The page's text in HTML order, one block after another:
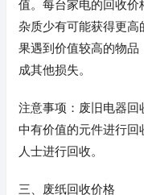
值。每台家电的回收
杂质少有可能获得更
果遇到价值较高的物
成其他损失。
注意事项：废旧电器
中有价值的元件进行
人士进行回收。
三、废纸回收价格